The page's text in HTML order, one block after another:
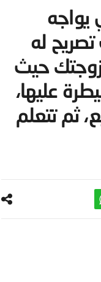
يواجه
له
زوجتك حيث
عليها،
ثم تتعلم